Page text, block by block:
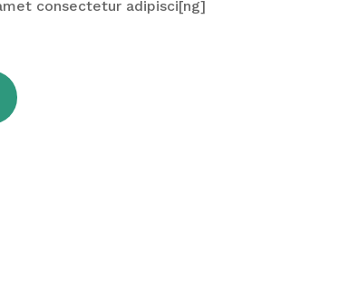
consectetur adipisci[ng]